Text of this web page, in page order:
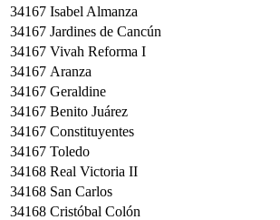
34167 Isabel Almanza
34167 Jardines de Cancún
34167 Vivah Reforma I
34167 Aranza
34167 Geraldine
34167 Benito Juárez
34167 Constituyentes
34167 Toledo
34168 Real Victoria II
34168 San Carlos
34168 Cristóbal Colón